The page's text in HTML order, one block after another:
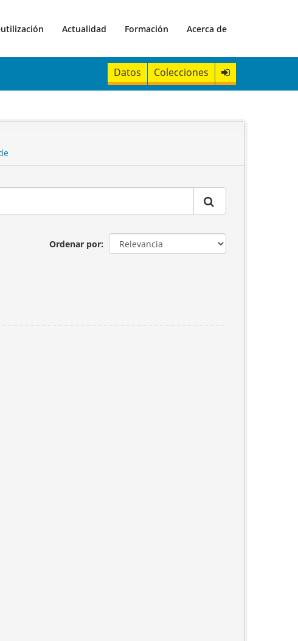
Actualidad Formación Acerca de
Datos Colecciones
Ordenar por